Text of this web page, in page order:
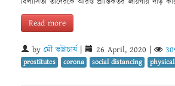
Read more
by মৌ ভট্টাচার্য 26 April, 2020
prostitutes
corona social distancing